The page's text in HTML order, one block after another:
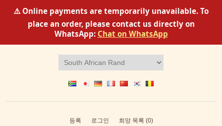
⚠️ Online payments are temporarily unavailable. To
place an order, please contact us directly on
WhatsApp: Chat on WhatsApp
등록 로그인 희망 목록 (0)